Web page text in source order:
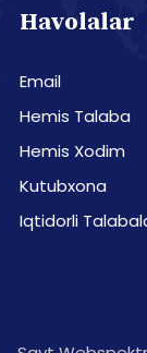
Havolalar
Email
Hemis Talaba
Hemis Xodim
Kutubxona
Iqtidorli